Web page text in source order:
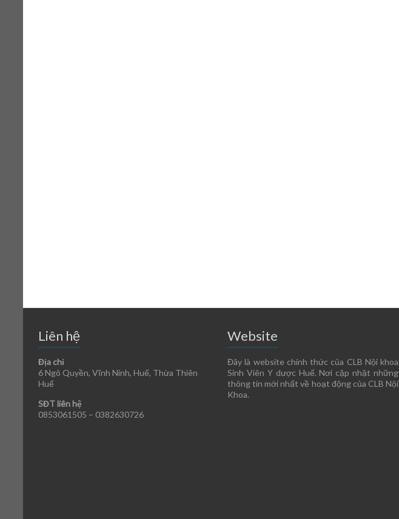
Liên hệ
Địa chỉ
6 Ngô Quyền, Vĩnh Ninh, Huế, Thừa Thiên
Huế
SĐT liên hệ
0853061505 – 0382630726
Website
Đây là website chính thức của CLB Nội khoa
Sinh Viên Y dược Huế. Nơi cập nhật những
thông tin mới nhất về hoạt động của CLB Nội
Khoa.